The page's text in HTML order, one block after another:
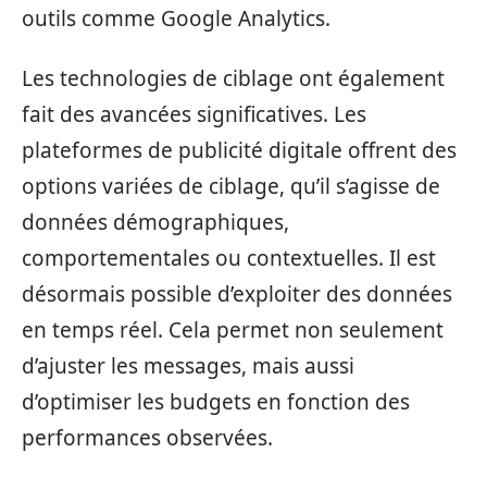
outils comme Google Analytics.
Les technologies de ciblage ont également
fait des avancées significatives. Les
plateformes de publicité digitale offrent des
options variées de ciblage, qu’il s’agisse de
données démographiques,
comportementales ou contextuelles. Il est
désormais possible d’exploiter des données
en temps réel. Cela permet non seulement
d’ajuster les messages, mais aussi
d’optimiser les budgets en fonction des
performances observées.